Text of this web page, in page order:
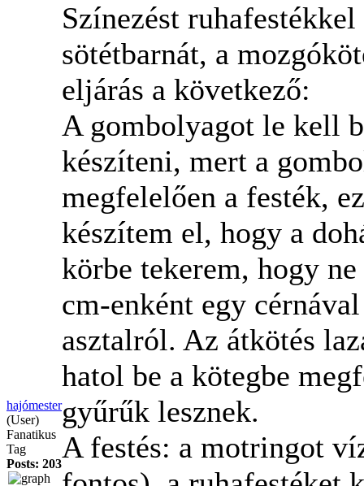
hajómester
(User)
Fanatikus
Tag
Posts: 203
Színezést
sötétbarnát, a
eljárás a következő:
A gombolyagot le kell
készíteni, mert a
megfelelően a festék,
készítem el, hogy a
körbe tekerem, hogy
cm-enként egy
asztalról. Az átkötés
hatol be a kötegbe
gyűrűk lesznek.
A festés: a motringot